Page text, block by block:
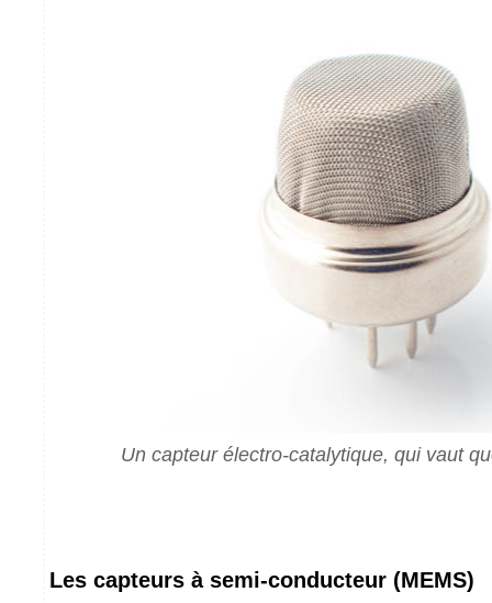
Un capteur électro-catalytique, qui vaut
Les capteurs à semi-conducteur (MEMS)